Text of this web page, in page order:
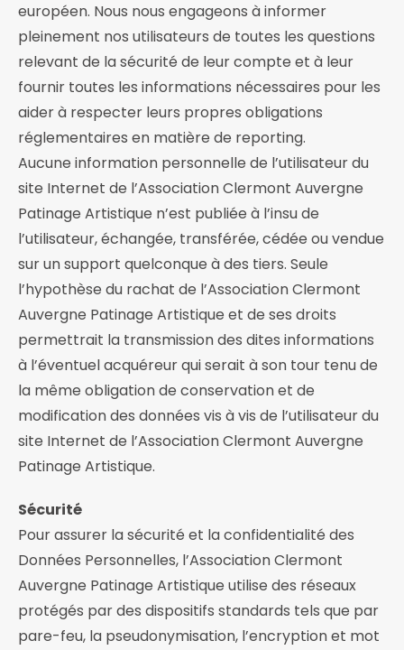
européen. Nous nous engageons à informer
pleinement nos utilisateurs de toutes les questions
relevant de la sécurité de leur compte et à leur
fournir toutes les informations nécessaires pour les
aider à respecter leurs propres obligations
réglementaires en matière de reporting.
Aucune information personnelle de l’utilisateur du
site Internet de l’Association Clermont Auvergne
Patinage Artistique n’est publiée à l’insu de
l’utilisateur, échangée, transférée, cédée ou vendue
sur un support quelconque à des tiers. Seule
l’hypothèse du rachat de l’Association Clermont
Auvergne Patinage Artistique et de ses droits
permettrait la transmission des dites informations
à l’éventuel acquéreur qui serait à son tour tenu de
la même obligation de conservation et de
modification des données vis à vis de l’utilisateur du
site Internet de l’Association Clermont Auvergne
Patinage Artistique.
Sécurité
Pour assurer la sécurité et la confidentialité des
Données Personnelles, l’Association Clermont
Auvergne Patinage Artistique utilise des réseaux
protégés par des dispositifs standards tels que par
pare-feu, la pseudonymisation, l’encryption et mot